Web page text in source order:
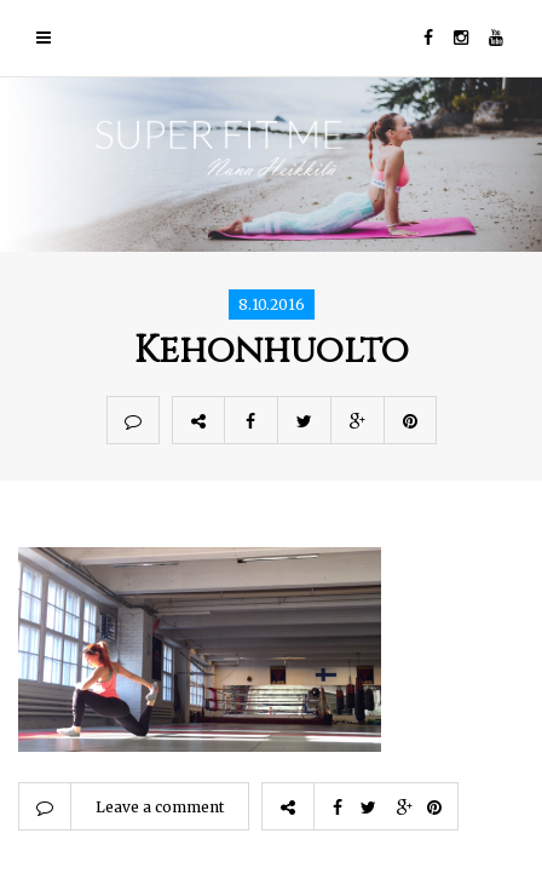
8.10.2016
Kehonhuolto
Leave a comment